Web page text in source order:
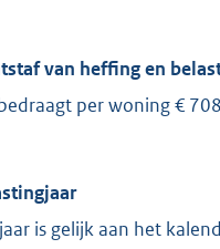
van heffing en
per woning €
is gelijk aan het